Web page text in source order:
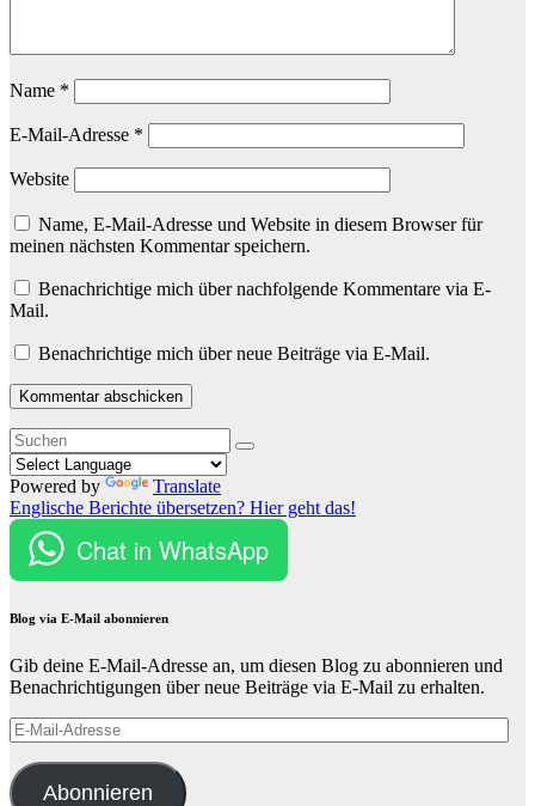
Name *
E-Mail-Adresse *
Website
Name, E-Mail-Adresse und Website in diesem Browser für
meinen nächsten Kommentar speichern.
Benachrichtige mich über nachfolgende Kommentare via E-
Mail.
Benachrichtige mich über neue Beiträge via E-Mail.
Powered by
Translate
Englische Berichte übersetzen? Hier geht das!
Chat in WhatsApp
Blog via E-Mail abonnieren
Gib deine E-Mail-Adresse an, um diesen Blog zu abonnieren und
Benachrichtigungen über neue Beiträge via E-Mail zu erhalten.
E-
Mail-
Adresse
Abonnieren